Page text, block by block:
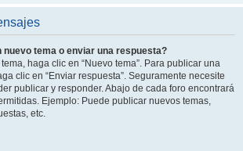
nuevo tema o enviar una respuesta?
haga clic en “Nuevo tema”. Para publicar una
clic en “Enviar respuesta”. Seguramente necesite
publicar y responder. Abajo de cada foro encontrará
Ejemplo: Puede publicar nuevos temas,
etc.